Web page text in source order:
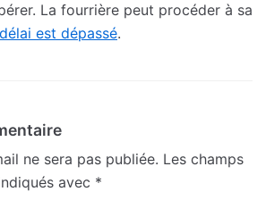
La fourrière peut procéder à sa
est dépassé.
ne sera pas publiée. Les champs
avec *